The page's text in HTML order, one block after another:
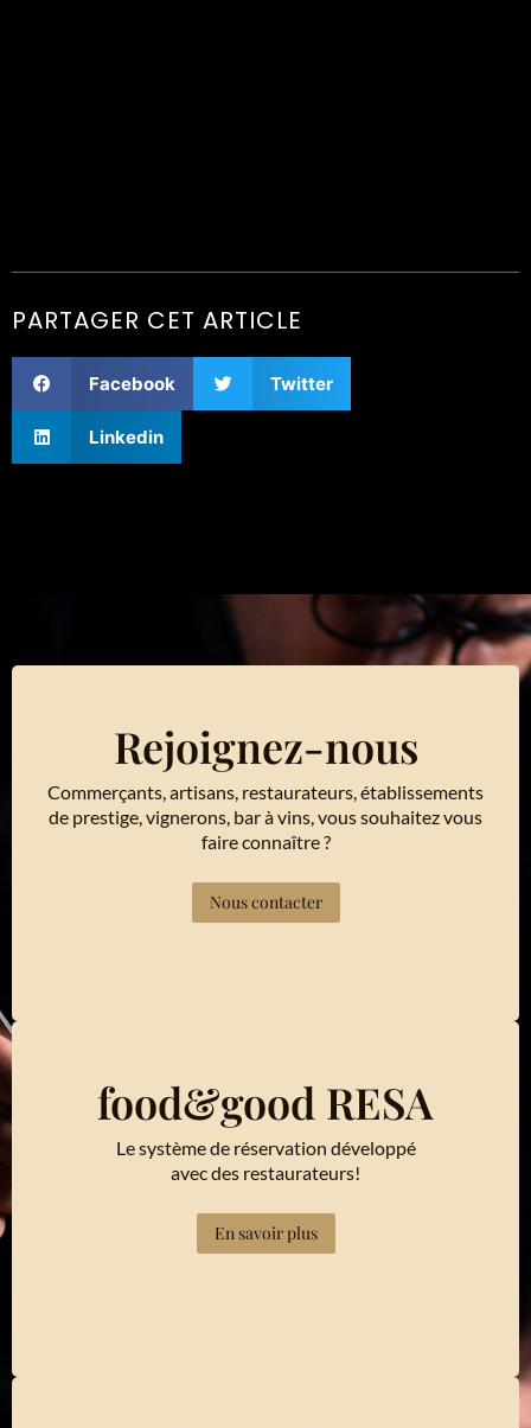
PARTAGER CET ARTICLE
Facebook Twitter
Linkedin
Rejoignez-nous
Commerçants, artisans, restaurateurs, établissements
de prestige, vignerons, bar à vins, vous souhaitez vous
faire connaître ?
Nous contacter
food&good RESA
Le système de réservation développé
avec des restaurateurs!
En savoir plus